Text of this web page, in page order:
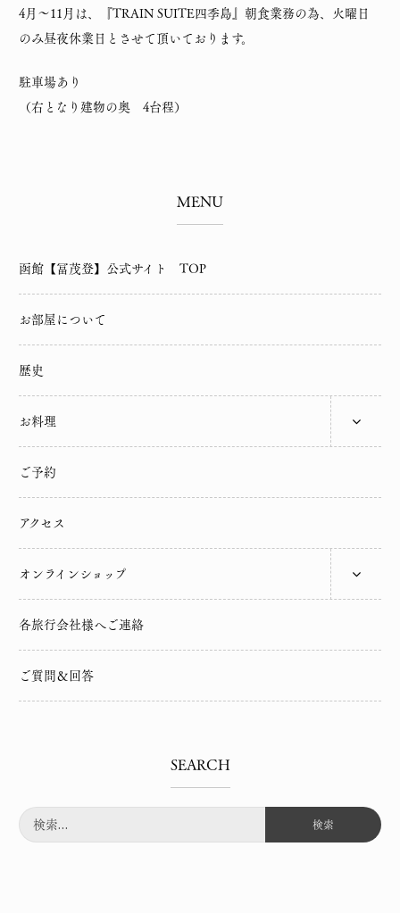
4月～11月は、『TRAIN SUITE四季島』朝食業務の為、火曜日
のみ昼夜休業日とさせて頂いております。
駐車場あり
（右となり建物の奥 4台程）
MENU
函館【冨茂登】公式サイト TOP
お部屋について
歴史
お料理
ご予約
アクセス
オンラインショップ
各旅行会社様へご連絡
ご質問＆回答
SEARCH
索: